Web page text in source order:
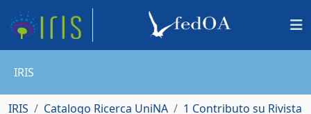
IRIS
IRIS Catalogo Ricerca UniNA
1 Contributo su Rivista